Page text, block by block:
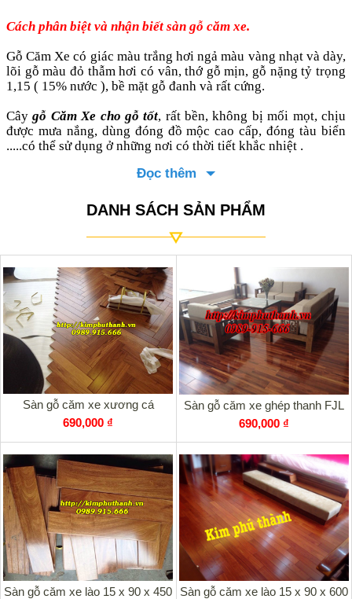
Cách phân biệt và nhận biết sàn gỗ căm xe.
Gỗ Căm Xe có giác màu trắng hơi ngả màu vàng nhạt và dày,
lõi gỗ màu đỏ thẫm hơi có vân, thớ gỗ mịn, gỗ nặng tỷ trọng
1,15 ( 15% nước ), bề mặt gỗ đanh và rất cứng.
Câygỗ Căm Xe cho gỗ tốt, rất bền, không bị mối mọt, chịu
được mưa nắng, dùng đóng đồ mộc cao cấp, đóng tàu biển
.....có thể sử dụng ở những nơi có thời tiết khắc nhiệt .
căm xe có sự biến đổi màu sắc theo thời gian
vàng nghệ qua quá trình sử dụng gỗ dần chuyển sang màu
đỏ giống gỗ hương đỏ và cuối cùng là màu đỏ đậm.
Khi cầm thanh gỗ căm xe Lào ta thấy rất nặng và chắc chắn
nước ta thấy có mùi chua chua rất đặc trưng.
Sàn gỗ căm xe tại thì trường Việt Nam hiện có nhiều loại và
được sản xuất từ nhiều nguồn nguyên liệu gỗ căm xe khác
nhau. Tuy nhiên chỉ có sàn gỗ căm xe Lào là loại có tiêu
chuẩn chất lượng cao nhất, gỗ có độ cứng cao, rắn chắc và
không bị mối mọt. Bên cạnh đó nhiều loại căm xe có xuất xứ
từ Nam phi, Myanmar có chất lượng kém hơn.
Đọc thêm
DANH SÁCH SẢN PHẨM
Sàn gỗ căm xe xương cá
690,000 ₫
Sàn gỗ căm xe ghép thanh FJL
690,000 ₫
Sàn gỗ căm xe lào 15 x 90 x 450
Sàn gỗ căm xe lào 15 x 90 x 600